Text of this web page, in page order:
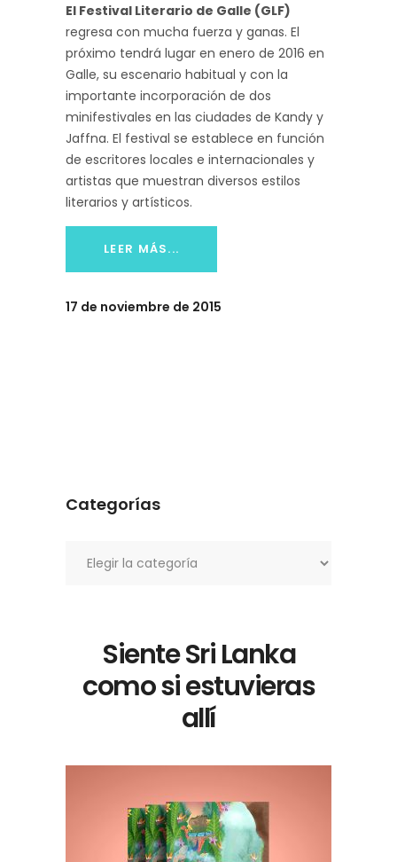
El Festival Literario de Galle (GLF)
regresa con mucha fuerza y ganas. El
próximo tendrá lugar en enero de 2016 en
Galle, su escenario habitual y con la
importante incorporación de dos
minifestivales en las ciudades de Kandy y
Jaffna. El festival se establece en función
de escritores locales e internacionales y
artistas que muestran diversos estilos
literarios y artísticos.
LEER MÁS...
17 de noviembre de 2015
Categorías
Siente Sri Lanka
como si estuvieras
allí